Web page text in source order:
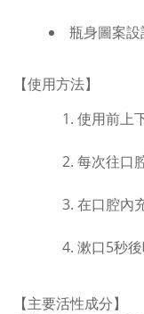
瓶身圖案設
【使用方法】
使用前上
每次往口
在口腔內
漱口5秒
【主要活性成分】